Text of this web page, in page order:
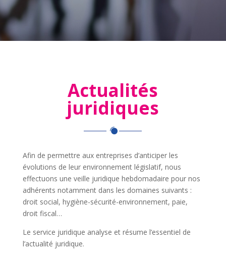
Actualités
juridiques
Afin de permettre aux entreprises d’anticiper les
évolutions de leur environnement législatif, nous
effectuons une veille juridique hebdomadaire pour nos
adhérents notamment dans les domaines suivants :
droit social, hygiène-sécurité-environnement, paie,
droit fiscal…
Le service juridique analyse et résume l’essentiel de
l’actualité juridique.